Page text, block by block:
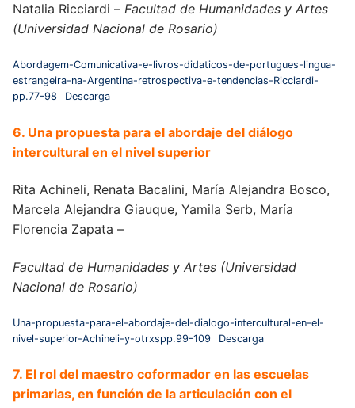
Natalia Ricciardi – Facultad de Humanidades y Artes
(Universidad Nacional de Rosario)
Abordagem-Comunicativa-e-livros-didaticos-de-portugues-lingua-
estrangeira-na-Argentina-retrospectiva-e-tendencias-Ricciardi-
pp.77-98
Descarga
6. Una propuesta para el abordaje del diálogo
intercultural en el nivel superior
Rita Achineli, Renata Bacalini, María Alejandra Bosco,
Marcela Alejandra Giauque, Yamila Serb, María
Florencia Zapata –
Facultad de Humanidades y Artes (Universidad
Nacional de Rosario)
Una-propuesta-para-el-abordaje-del-dialogo-intercultural-en-el-
nivel-superior-Achineli-y-otrxspp.99-109
Descarga
7. El rol del maestro coformador en las escuelas
primarias, en función de la articulación con el